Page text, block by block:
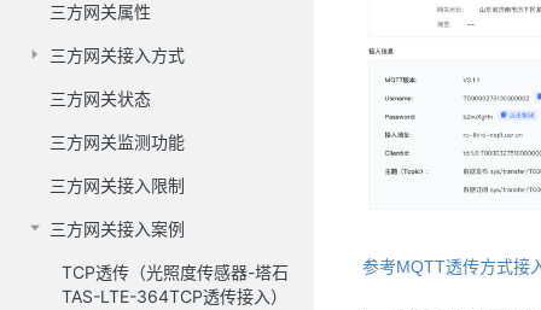
三方网关属性
三方网关接入方式
三方网关状态
三方网关监测功能
三方网关接入限制
三方网关接入案例
TCP透传（光照度传感器-塔石
TAS-LTE-364TCP透传接入）
参考MQTT透传方式接